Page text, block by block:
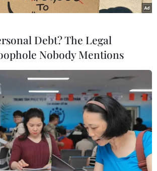
Debt? The Legal
Nobody Mentions